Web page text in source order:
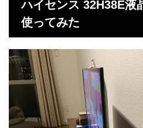
ハイセンス 32H38E液
使ってみた